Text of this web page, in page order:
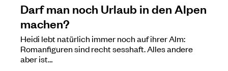
Darf man noch Urlaub in den Alpen
machen?
Heidi lebt natürlich immer noch auf ihrer Alm:
Romanfiguren sind recht sesshaft. Alles andere
aber ist…